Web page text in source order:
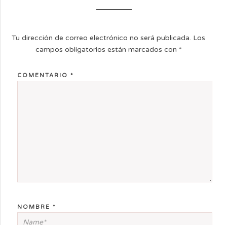
Tu dirección de correo electrónico no será publicada. Los
campos obligatorios están marcados con *
COMENTARIO *
NOMBRE *